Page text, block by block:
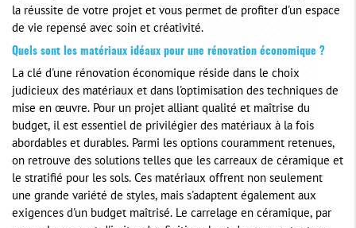
la réussite de votre projet et vous permet de profiter d'un espace
de vie repensé avec soin et créativité.
Quels sont les matériaux idéaux pour une rénovation économique ?
La clé d'une rénovation économique réside dans le choix
judicieux des matériaux et dans l'optimisation des techniques de
mise en œuvre. Pour un projet alliant qualité et maîtrise du
budget, il est essentiel de privilégier des matériaux à la fois
abordables et durables. Parmi les options couramment retenues,
on retrouve des solutions telles que les carreaux de céramique et
le stratifié pour les sols. Ces matériaux offrent non seulement
une grande variété de styles, mais s'adaptent également aux
exigences d'un budget maîtrisé. Le carrelage en céramique, par